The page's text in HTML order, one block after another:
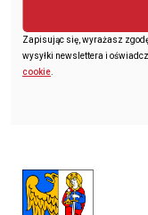
Zapisując się, wyrażasz
wysyłki newslettera i
cookie